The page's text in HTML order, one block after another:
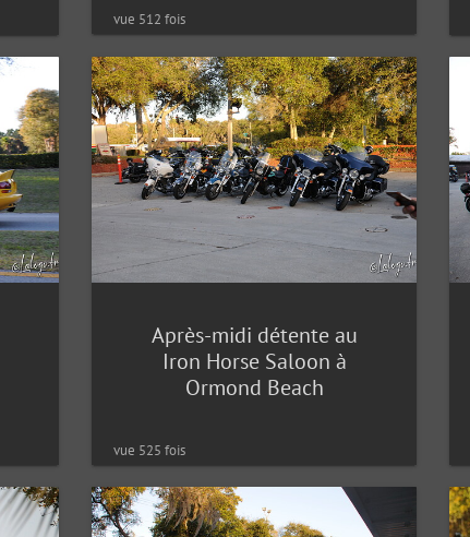
vue 512 fois
Après-midi détente au
Iron Horse Saloon à
Ormond Beach
vue 525 fois